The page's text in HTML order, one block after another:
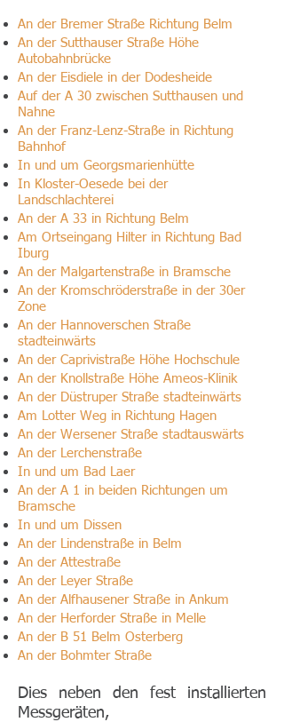
An der Bremer Straße Richtung Belm
An der Sutthauser Straße Höhe
Autobahnbrücke
An der Eisdiele in der Dodesheide
Auf der A 30 zwischen Sutthausen und
Nahne
An der Franz-Lenz-Straße in Richtung
Bahnhof
In und um Georgsmarienhütte
In Kloster-Oesede bei der
Landschlachterei
An der A 33 in Richtung Belm
Am Ortseingang Hilter in Richtung Bad
Iburg
An der Malgartenstraße in Bramsche
An der Kromschröderstraße in der 30er
Zone
An der Hannoverschen Straße
stadteinwärts
An der Caprivistraße Höhe Hochschule
An der Knollstraße Höhe Ameos-Klinik
An der Düstruper Straße stadteinwärts
Am Lotter Weg in Richtung Hagen
An der Wersener Straße stadtauswärts
An der Lerchenstraße
In und um Bad Laer
An der A 1 in beiden Richtungen um
Bramsche
In und um Dissen
An der Lindenstraße in Belm
An der Attestraße
An der Leyer Straße
An der Alfhausener Straße in Ankum
An der Herforder Straße in Melle
An der B 51 Belm Osterberg
An der Bohmter Straße
Dies neben den fest installierten
Messgeräten,